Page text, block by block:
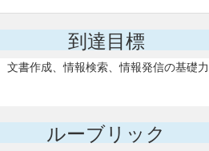
到達目標
書作成、情報検索、情報発信の基礎
ルーブリック